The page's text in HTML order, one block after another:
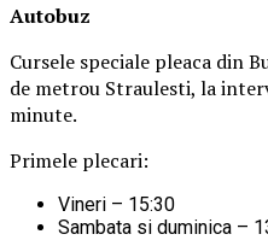
Autobuz
Cursele speciale pleaca din
de metrou Straulesti, la
minute.
Primele plecari:
Vineri – 15:30
Sambata si duminica –